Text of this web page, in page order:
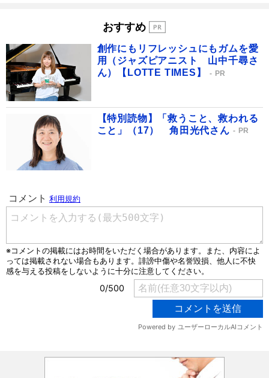
おすすめ
創作にもリフレッシュにもガムを愛
用（ジャズピアニスト 山中千尋さ
ん）【LOTTE TIMES】
PR
【特別読物】「救うこと、救われる
こと」（17） 角田光代さん
PR